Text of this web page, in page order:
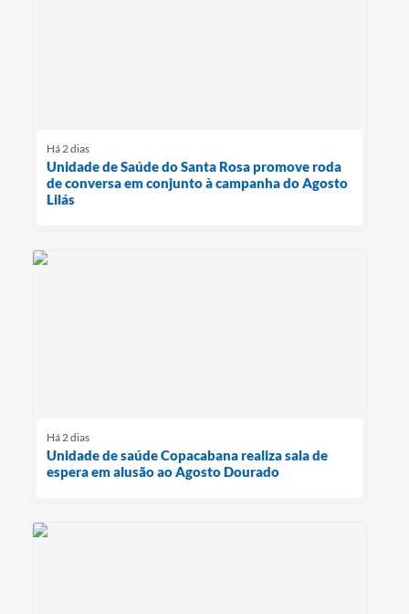
Há 2 dias
Unidade de Saúde do Santa Rosa promove roda
de conversa em conjunto à campanha do Agosto
Lilás
Há 2 dias
Unidade de saúde Copacabana realiza sala de
espera em alusão ao Agosto Dourado